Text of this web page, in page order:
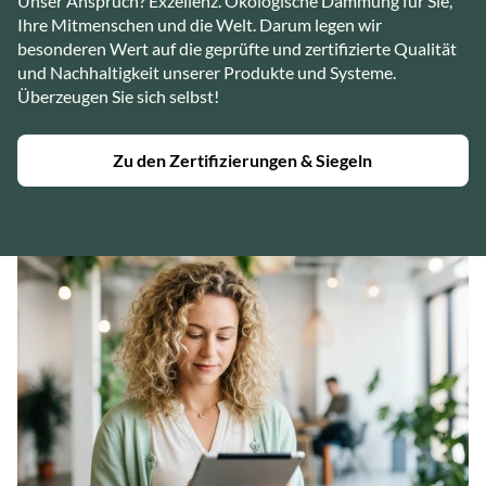
Ihre Mitmenschen und die Welt. Darum legen wir
besonderen Wert auf die geprüfte und zertifizierte Qualität
und Nachhaltigkeit unserer Produkte und Systeme.
Überzeugen Sie sich selbst!
Zu den Zertifizierungen & Siegeln